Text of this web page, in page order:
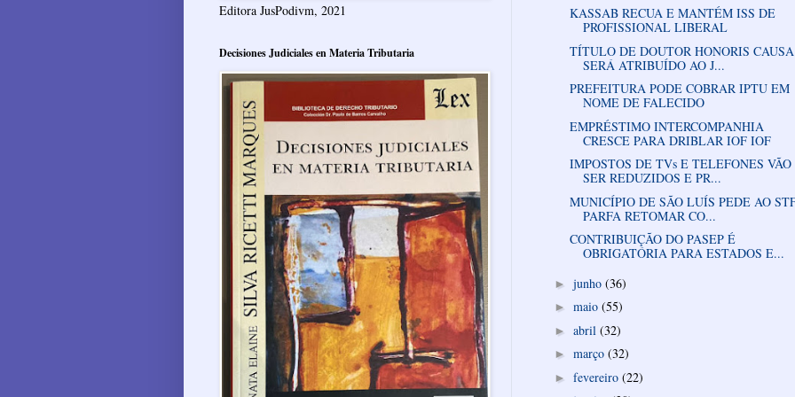
KASSAB RECUA E MANTÉM ISS DE
PROFISSIONAL LIBERAL
TÍTULO DE DOUTOR HONORIS CAUSA
SERÁ ATRIBUÍDO AO J...
PREFEITURA PODE COBRAR IPTU EM
NOME DE FALECIDO
EMPRÉSTIMO INTERCOMPANHIA
CRESCE PARA DRIBLAR IOF IOF
IMPOSTOS DE TVs E TELEFONES VÃO
SER REDUZIDOS E PR...
MUNICÍPIO DE SÃO LUÍS PEDE AO
PARFA RETOMAR CO...
CONTRIBUIÇÃO DO PASEP É
OBRIGATÓRIA PARA ESTADOS E...
► junho (36)
► maio (55)
► abril (32)
► março (32)
► fevereiro (22)
Editora JusPodivm, 2021
Decisiones Judiciales en Materia Tributaria